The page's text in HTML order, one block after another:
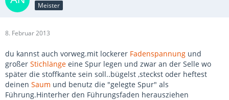
Meister
8. Februar 2013
du kannst auch vorweg.mit lockerer Fadenspannung und
großer Stichlänge eine Spur legen und zwar an der Selle wo
später die stoffkante sein soll..bügelst ,steckst oder heftest
deinen Saum und benutz die "gelegte Spur" als
Führung.Hinterher den Führungsfaden herausziehen